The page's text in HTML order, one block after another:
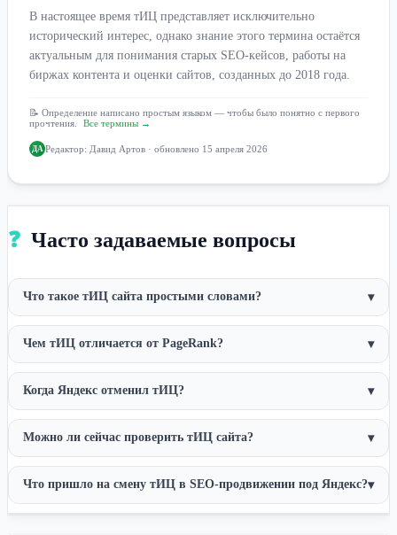
В настоящее время тИЦ представляет исключительно
исторический интерес, однако знание этого термина остаётся
актуальным для понимания старых SEO-кейсов, работы на
биржах контента и оценки сайтов, созданных до 2018 года.
📝 Определение написано простым языком — чтобы было понятно с первого
прочтения.
Все термины →
ДА Редактор: Давид Артов · обновлено 15 апреля 2026
❓ Часто задаваемые вопросы
Что такое тИЦ сайта простыми словами? ▾
Чем тИЦ отличается от PageRank? ▾
Когда Яндекс отменил тИЦ? ▾
Можно ли сейчас проверить тИЦ сайта? ▾
Что пришло на смену тИЦ в SEO-продвижении под Яндекс?▾